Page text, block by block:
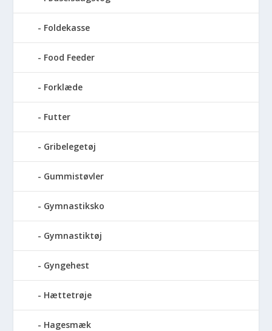
Foldekasse
Food Feeder
Forklæde
Futter
Gribelegetøj
Gummistøvler
Gymnastiksko
Gymnastiktøj
Gyngehest
Hættetrøje
Hagesmæk